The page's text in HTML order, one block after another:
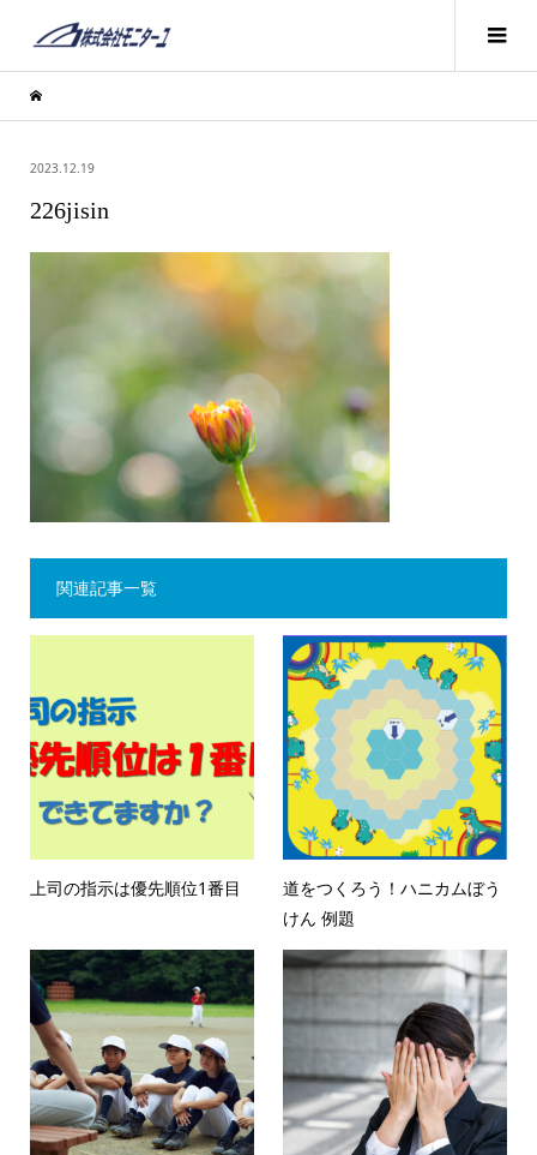
2023.12.19
226jisin
関連記事一覧
上司の指示は優先順位1番目
道をつくろう！ハニカムぼう
けん 例題